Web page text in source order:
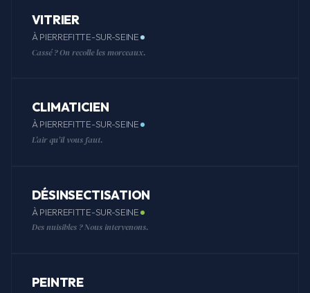
VITRIER
À PIERREFITTE-SUR-SEINE
Cassé ? On recolle les morceaux.
CLIMATICIEN
À PIERREFITTE-SUR-SEINE
L'air qu'il vous faut.
DÉSINSECTISATION
À PIERREFITTE-SUR-SEINE
Des nuisibles ? Nous intervenons.
PEINTRE